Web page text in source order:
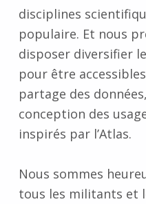
disciplines
populaire. Et nous
disposer diversifier
pour être
partage des
conception des
inspirés par l’Atlas.
Nous sommes
tous les militants et